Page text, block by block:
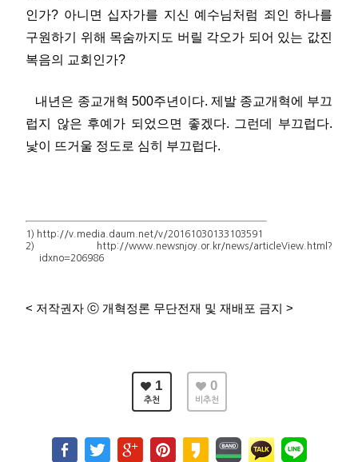
인가? 아니면 십자가를 지신 예수님처럼 죄인 하나를
구원하기 위해 목숨까지도 버릴 각오가 되어 있는 값진
복음의 교회인가?
내년은 종교개혁 500주년이다. 제발 종교개혁에 부끄
럽지 않은 후예가 되었으면 좋겠다. 그런데 부끄럽다.
낯이 뜨거울 정도로 심히 부끄럽다.
1) http://v.media.daum.net/v/20161030133103591
2) http://www.newsnjoy.or.kr/news/articleView.html?
idxno=206986
< 저작권자 ⓒ 개혁정론 무단전재 및 재배포 금지 >
1
추천
0
비추천